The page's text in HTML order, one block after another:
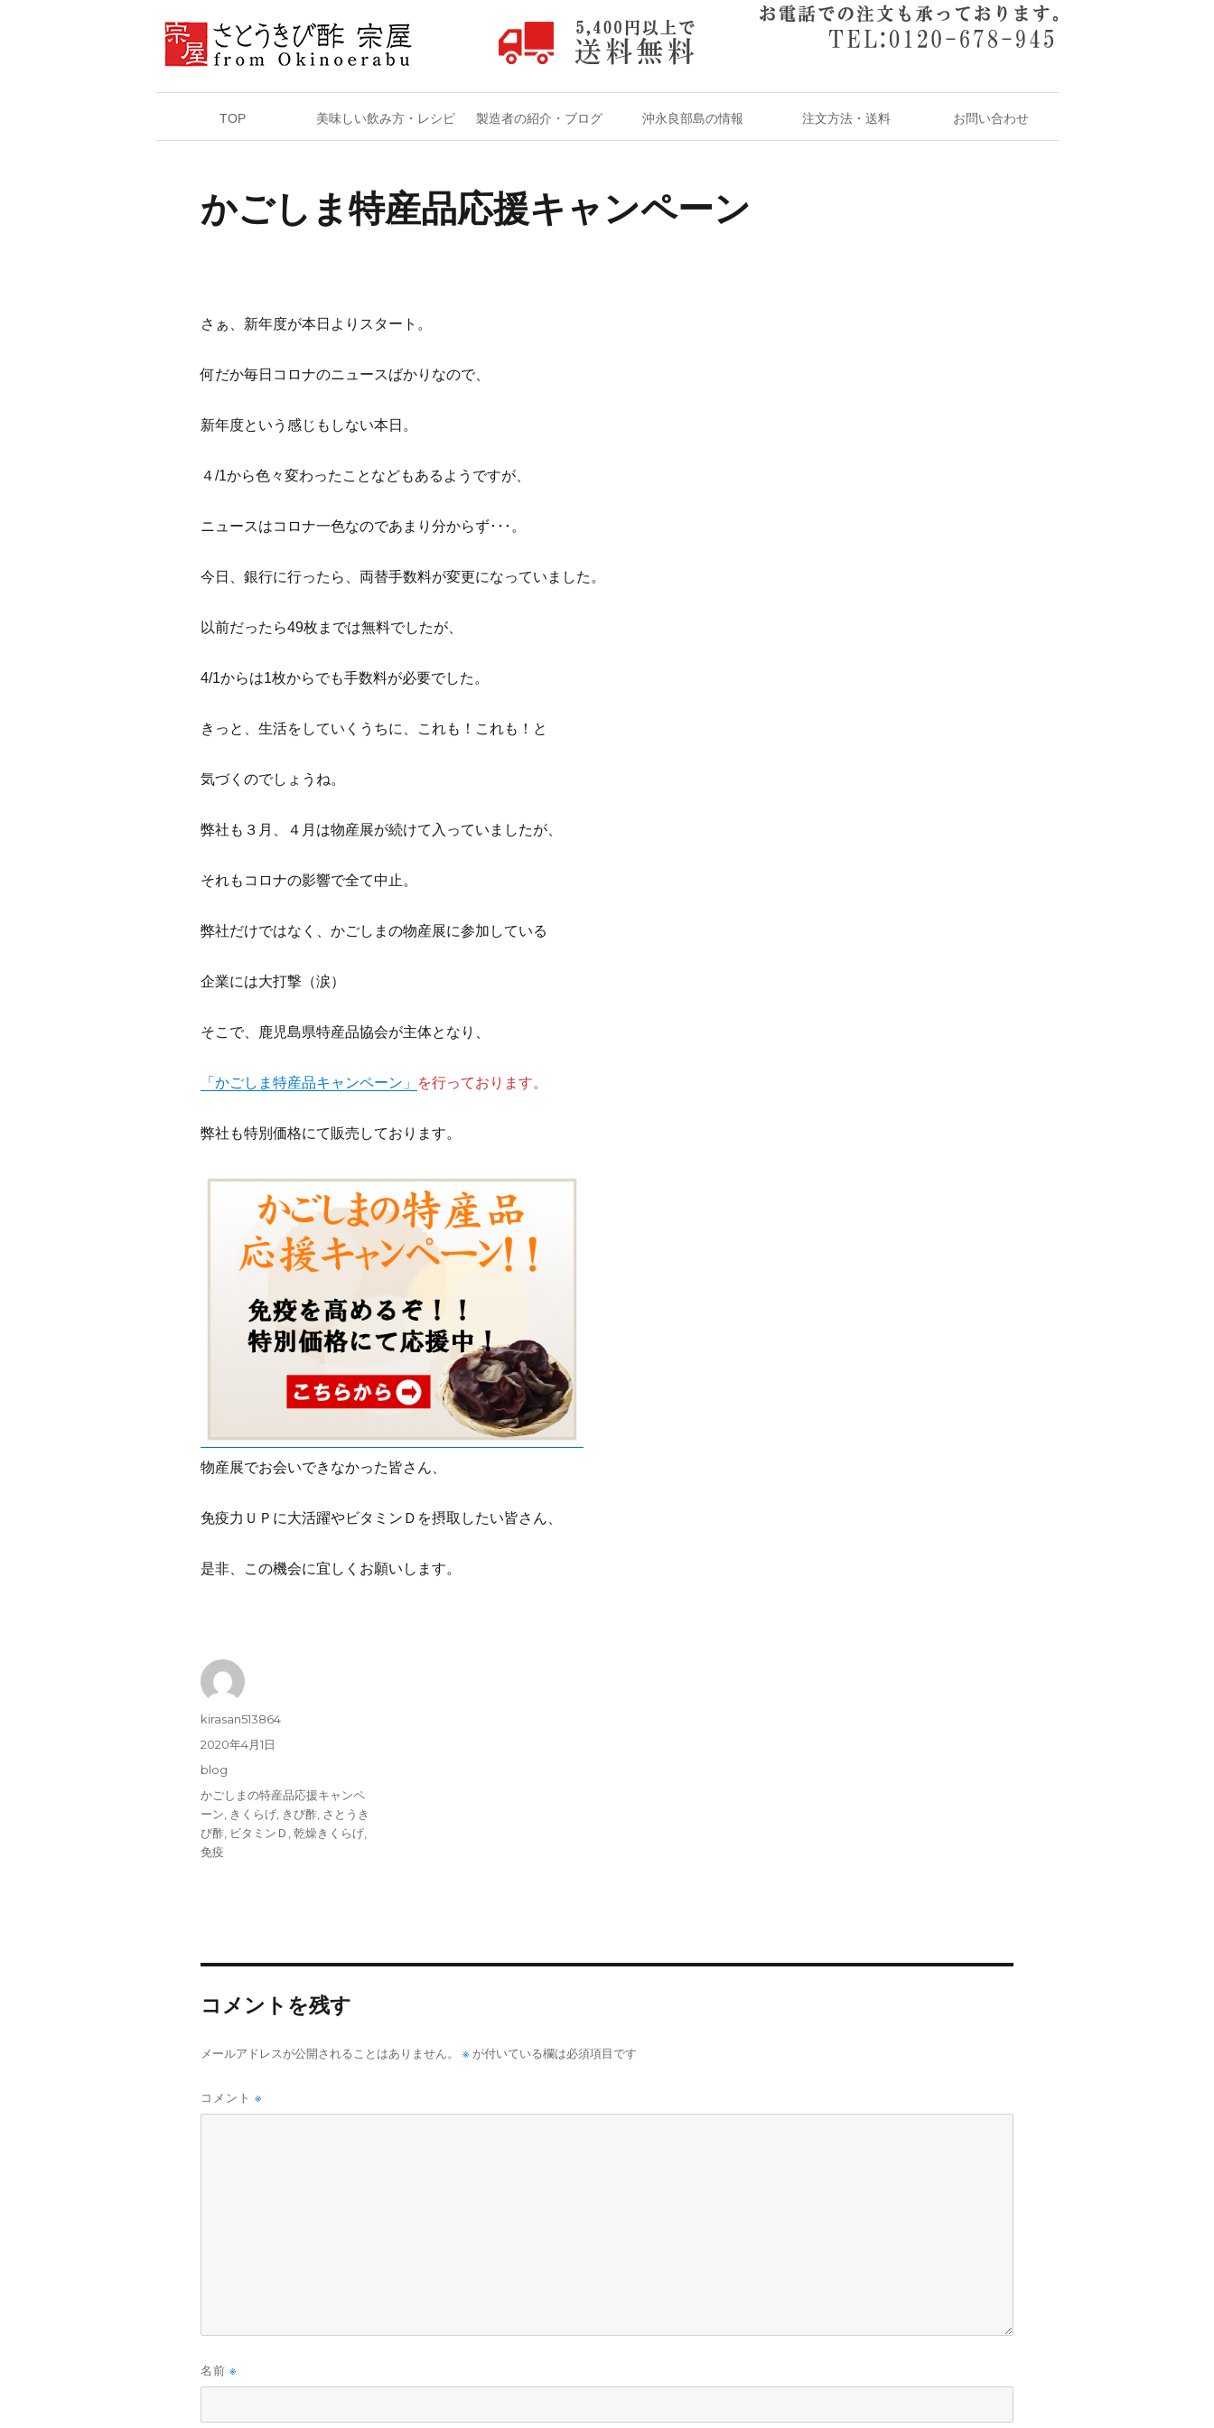
TOP 美味しい飲み方・レシピ 製造者の紹介・ブログ 沖永良部島の情報 注文方法・送料 お問い合わせ
かごしま特産品応援キャンペーン
さぁ、新年度が本日よりスタート。
何だか毎日コロナのニュースばかりなので、
新年度という感じもしない本日。
４/1から色々変わったことなどもあるようですが、
ニュースはコロナ一色なのであまり分からず･･･。
今日、銀行に行ったら、両替手数料が変更になっていました。
以前だったら49枚までは無料でしたが、
4/1からは1枚からでも手数料が必要でした。
きっと、生活をしていくうちに、これも！これも！と
気づくのでしょうね。
弊社も３月、４月は物産展が続けて入っていましたが、
それもコロナの影響で全て中止。
弊社だけではなく、かごしまの物産展に参加している
企業には大打撃（涙）
そこで、鹿児島県特産品協会が主体となり、
「かごしま特産品キャンペーン」 を行っております。
弊社も特別価格にて販売しております。
物産展でお会いできなかった皆さん、
免疫力ＵＰに大活躍やビタミンＤを摂取したい皆さん、
是非、この機会に宜しくお願いします。
投
稿
kirasan513864
投
稿
2020年4月1日
カ
テ
リ
ー
blog
タ
グ
かごしまの特産品応援キャンペ
ーン, きくらげ, きび酢, さとうき
び酢, ビタミンＤ ,乾燥きくらげ,
免疫
コメントを残す
メールアドレスが公開されることはありません。 ※ が付いている欄は必須項目です
コメント ※
名前 ※